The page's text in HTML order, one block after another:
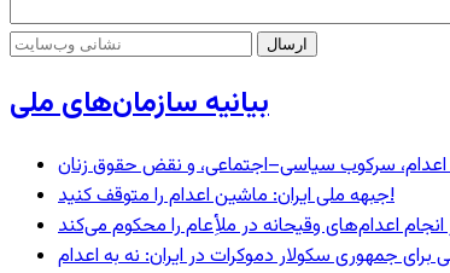
بیانیه سازمان‌های ملی
اعدام، سرکوب سیاسی–اجتماعی، و نقض حقوق زنان
جبهه ملی ایران: ماشین اعدام را متوقف کنید!
اعدام‌های وقیحانه در ملأِعام را محکوم می‌کند
برای جمهوری سکولار دموکرات در ایران: نه به اعدام